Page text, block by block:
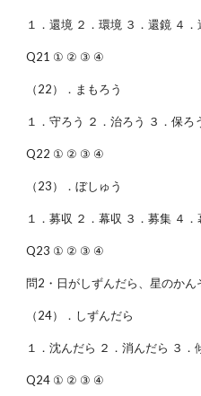
１．還境 ２．環境 ３．還鏡 ４．
Q21 ① ② ③ ④
（22）．まもろう
１．守ろう ２．治ろう ３．保ろ
Q22 ① ② ③ ④
（23）．ぼしゅう
１．募収 ２．幕収 ３．募集 ４．
Q23 ① ② ③ ④
問2・日がしずんだら、星のかん
（24）．しずんだら
１．沈んだら ２．消んだら ３．
Q24 ① ② ③ ④